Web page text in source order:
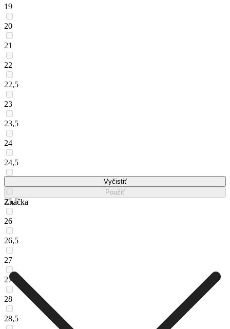
19
20
21
22
22,5
23
23,5
24
24,5
25,5
26
26,5
27
27,5
28
28,5
Vyčistiť
Použiť
Značka